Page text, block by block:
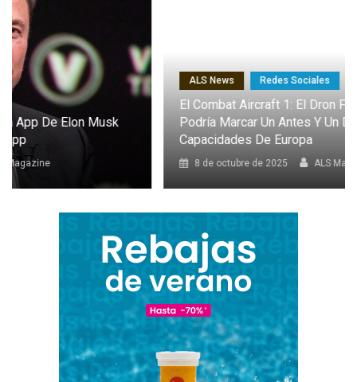
ALS News Redes Sociales
El Combat Aircraft 1: El Dron Furtivo Con IA Que
Podría Marcar Un Antes Y Un Después En Las
Capacidades De Europa
8 de octubre de 2025 ALS Magazine